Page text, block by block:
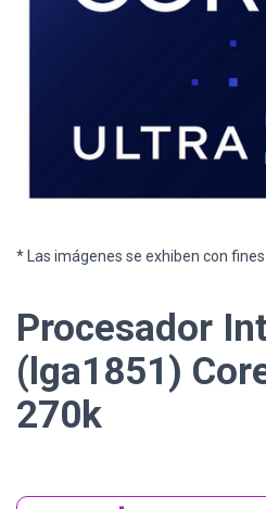
* Las imágenes se exhiben con
Procesador
(lga1851)
270k